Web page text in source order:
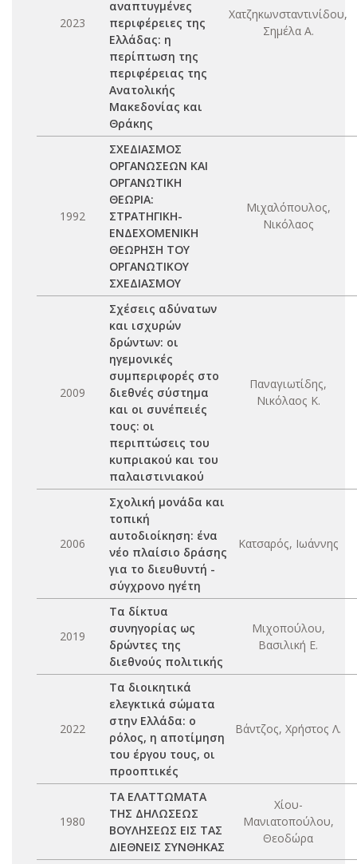
2023
αναπτυγμένες
περιφέρειες της
Ελλάδας: η
περίπτωση της
περιφέρειας της
Ανατολικής
Μακεδονίας και
Θράκης
Χατζηκωνσταντινίδου,
Σημέλα Α.
1992
ΣΧΕΔΙΑΣΜΟΣ
ΟΡΓΑΝΩΣΕΩΝ ΚΑΙ
ΟΡΓΑΝΩΤΙΚΗ
ΘΕΩΡΙΑ:
ΣΤΡΑΤΗΓΙΚΗ-
ΕΝΔΕΧΟΜΕΝΙΚΗ
ΘΕΩΡΗΣΗ ΤΟΥ
ΟΡΓΑΝΩΤΙΚΟΥ
ΣΧΕΔΙΑΣΜΟΥ
Μιχαλόπουλος,
Νικόλαος
2009
Σχέσεις αδύνατων
και ισχυρών
δρώντων: οι
ηγεμονικές
συμπεριφορές στο
διεθνές σύστημα
και οι συνέπειές
τους: οι
περιπτώσεις του
κυπριακού και του
παλαιστινιακού
Παναγιωτίδης,
Νικόλαος Κ.
2006
Σχολική μονάδα και
τοπική
αυτοδιοίκηση: ένα
νέο πλαίσιο δράσης
για το διευθυντή -
σύγχρονο ηγέτη
Κατσαρός, Ιωάννης
2019
Τα δίκτυα
συνηγορίας ως
δρώντες της
διεθνούς πολιτικής
Μιχοπούλου,
Βασιλική Ε.
2022
Τα διοικητικά
ελεγκτικά σώματα
στην Ελλάδα: ο
ρόλος, η αποτίμηση
του έργου τους, οι
προοπτικές
Βάντζος, Χρήστος Λ.
1980
ΤΑ ΕΛΑΤΤΩΜΑΤΑ
ΤΗΣ ΔΗΛΩΣΕΩΣ
ΒΟΥΛΗΣΕΩΣ ΕΙΣ ΤΑΣ
ΔΙΕΘΝΕΙΣ ΣΥΝΘΗΚΑΣ
Χίου-
Μανιατοπούλου,
Θεοδώρα